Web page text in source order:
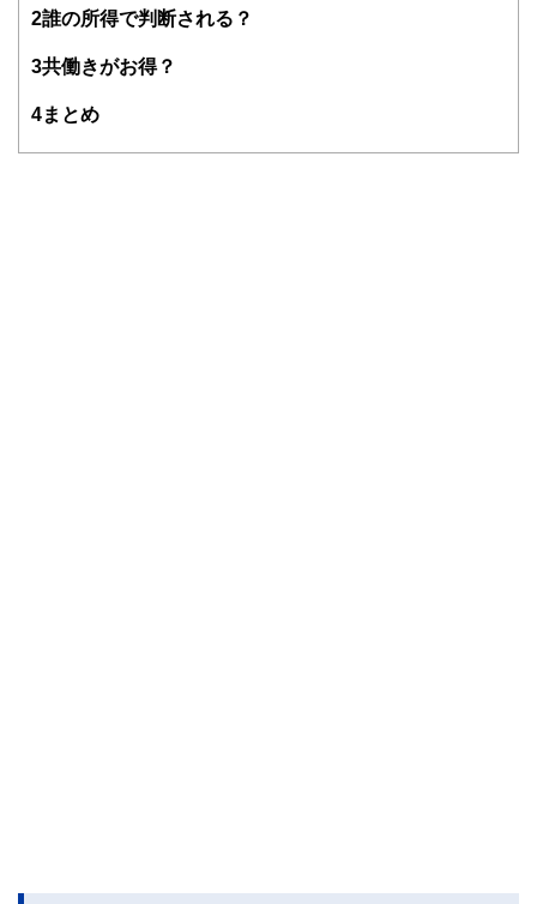
得者を中心に「お金や暮らし」に関する書籍・雑誌の編集経
験者で構成され、企画立案から記事掲載まですべての工程に
士、行政書士、投資アナリスト、キャリアコンサルタントな
2誰の所得で判断される？
3共働きがお得？
4まとめ